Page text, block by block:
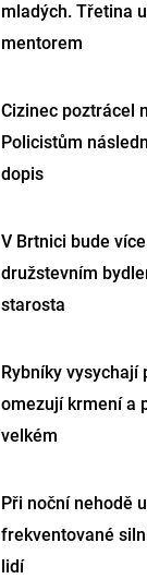
mladých. Třetina
mentorem
Cizinec poztrácel
Policistům
dopis
V Brtnici bude
družstevním
starosta
Rybníky vysychají
omezují krmení a
velkém
Při noční nehodě
frekventované
lidí